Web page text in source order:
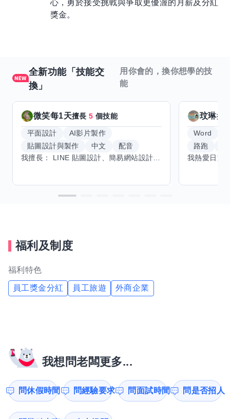
心，勇於接受挑戰與爭取更優渥的月薪及分紅
獎金。
全新功能「技能交
換」
用你會的，換你想學的技
能
微笑每1天擅長5 個技能
平面設計
AI影片製作
貼圖設計與製作
中文
配音
玟琳擅
Word
路跑
福利及制度
福利特色
員工獎金分紅 員工旅遊 外商企業
我想問老闆更多...
問休假時間 問經驗要求 問面試時間 問是否招人